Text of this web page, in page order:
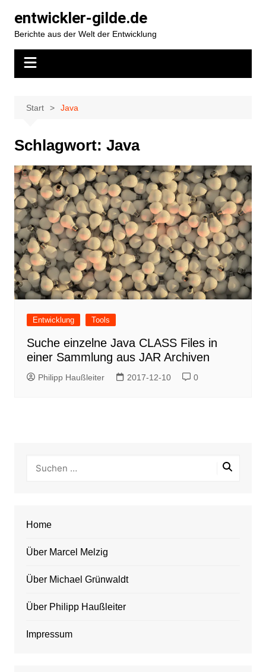
Inhalt
springen
entwickler-gilde.de
Berichte aus der Welt der Entwicklung
Start Java
Schlagwort: Java
Entwicklung Tools
Suche einzelne Java CLASS Files in
einer Sammlung aus JAR Archiven
Philipp Haußleiter 2017-12-10 0
Home
Über Marcel Melzig
Über Michael Grünwaldt
Über Philipp Haußleiter
Impressum